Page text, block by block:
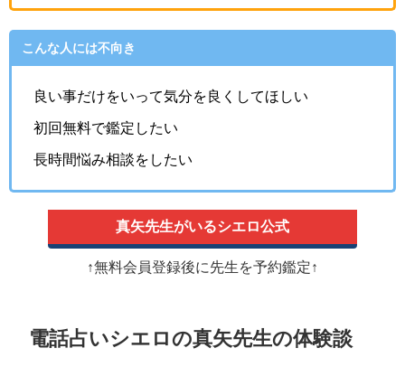
こんな人には不向き
良い事だけをいって気分を良くしてほしい
初回無料で鑑定したい
長時間悩み相談をしたい
真矢先生がいるシエロ公式
↑無料会員登録後に先生を予約鑑定↑
電話占いシエロの真矢先生の体験談